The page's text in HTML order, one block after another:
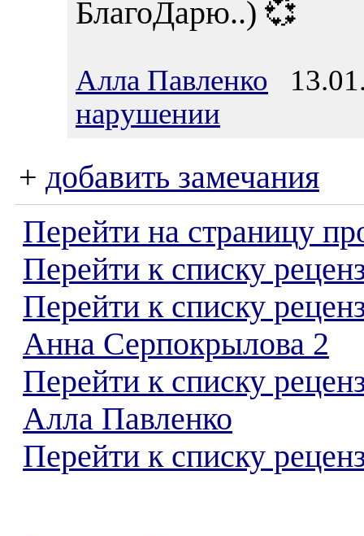
БлагоДарю..) 💞
Алла Павленко
нарушении
+ добавить замечания
Перейти на страницу
Перейти к списку
Перейти к списку
Анна Серпокрылова 2
Перейти к списку
Алла Павленко
Перейти к списку